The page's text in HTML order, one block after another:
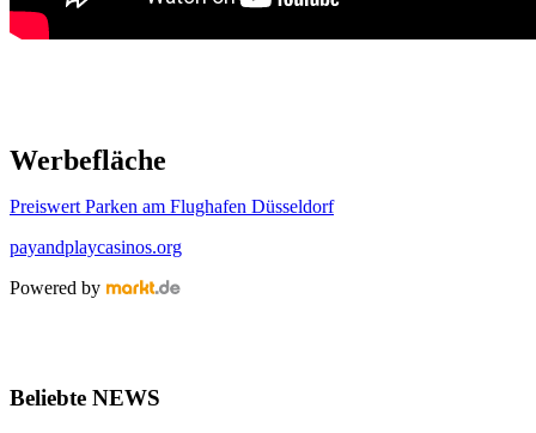
Werbefläche
Preiswert Parken am Flughafen Düsseldorf
payandplaycasinos.org
Powered by
Beliebte NEWS